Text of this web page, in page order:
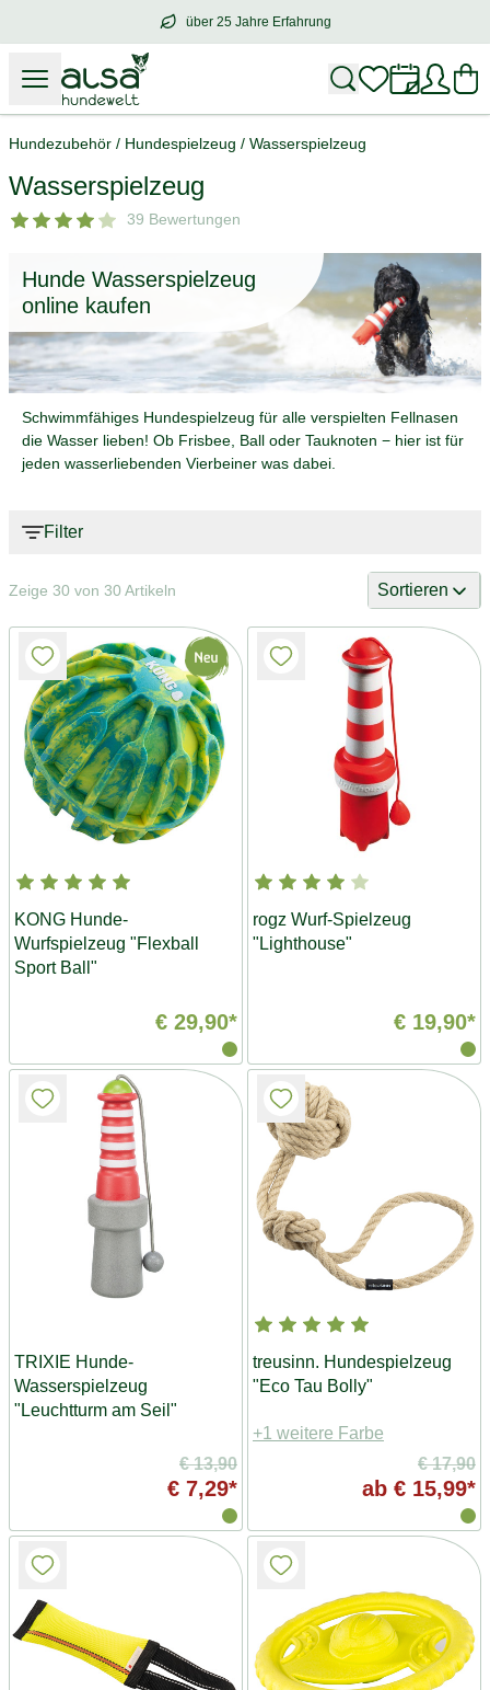
über 25 Jahre Erfahrung
über25 Jahre Erfahrung
Hundezubehör / Hundespielzeug / Wasserspielzeug
Wasserspielzeug
39 Bewertungen
Hunde Wasserspielzeug
online kaufen
Schwimmfähiges Hundespielzeug für alle verspielten Fellnasen
die Wasser lieben! Ob Frisbee, Ball oder Tauknoten − hier ist für
jeden wasserliebenden Vierbeiner was dabei.
Filter
Zeige 30 von 30 Artikeln Sortieren
KONG Hunde-
Wurfspielzeug "Flexball
Sport Ball"
€ 29,90*
rogz Wurf-Spielzeug
"Lighthouse"
€ 19,90*
TRIXIE Hunde-
Wasserspielzeug
"Leuchtturm am Seil"
€ 13,90
€ 7,29*
treusinn. Hundespielzeug
"Eco Tau Bolly"
+1 weitere Farbe
€ 17,90
ab € 15,99*